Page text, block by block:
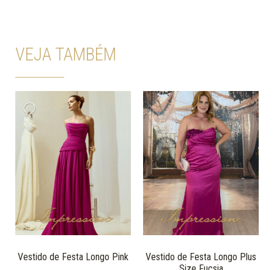
VEJA TAMBÉM
Vestido de Festa Longo Pink
Vestido de Festa Longo Plus